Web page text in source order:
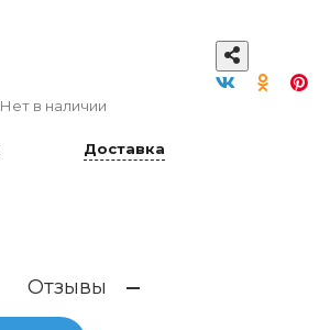
Нет в наличии
Доставка
Отзывы